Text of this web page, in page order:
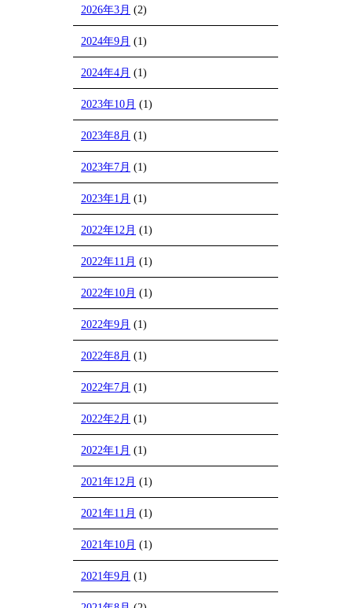
2026年3月 (2)
2024年9月 (1)
2024年4月 (1)
2023年10月 (1)
2023年8月 (1)
2023年7月 (1)
2023年1月 (1)
2022年12月 (1)
2022年11月 (1)
2022年10月 (1)
2022年9月 (1)
2022年8月 (1)
2022年7月 (1)
2022年2月 (1)
2022年1月 (1)
2021年12月 (1)
2021年11月 (1)
2021年10月 (1)
2021年9月 (1)